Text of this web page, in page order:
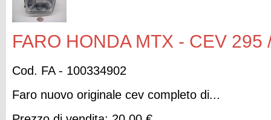
FARO HONDA MTX - CEV 295
Cod. FA - 100334902
Faro nuovo originale cev completo di...